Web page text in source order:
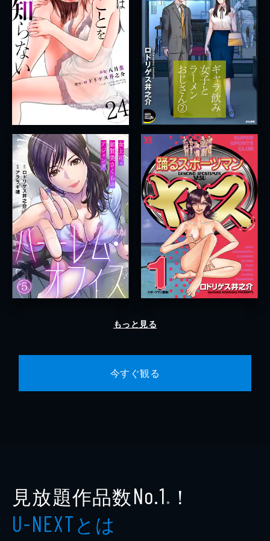
もっと見る
今すぐ観る
見放題作品数No.1 ※ ！
U-NEXTとは